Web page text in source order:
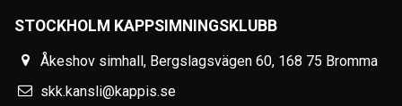
STOCKHOLM KAPPSIMNINGSKLUBB
Åkeshov simhall, Bergslagsvägen 60, 168 75 Bromma
skk.kansli@kappis.se